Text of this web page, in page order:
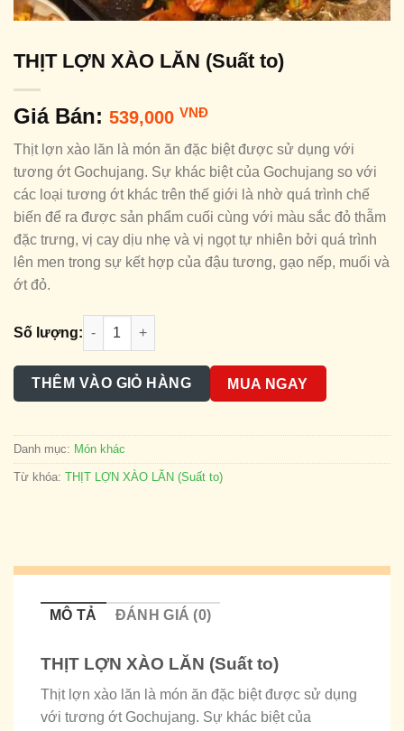
THỊT LỢN XÀO LĂN (Suất to)
Giá Bán: 539,000 VNĐ
Thịt lợn xào lăn là món ăn đặc biệt được sử dụng với
tương ớt Gochujang. Sự khác biệt của Gochujang so với
các loại tương ớt khác trên thế giới là nhờ quá trình chế
biến để ra được sản phẩm cuối cùng với màu sắc đỏ thẫm
đặc trưng, vị cay dịu nhẹ và vị ngọt tự nhiên bởi quá trình
lên men trong sự kết hợp của đậu tương, gạo nếp, muối và
ớt đỏ.
Số lượng:
THỊT LỢN XÀO LĂN (Suất to) số lượng
THÊM VÀO GIỎ HÀNG MUA NGAY
Danh mục: Món khác
Từ khóa: THỊT LỢN XÀO LĂN (Suất to)
MÔ TẢ ĐÁNH GIÁ (0)
THỊT LỢN XÀO LĂN (Suất to)
Thịt lợn xào lăn là món ăn đặc biệt được sử dụng
với tương ớt Gochujang. Sự khác biệt của